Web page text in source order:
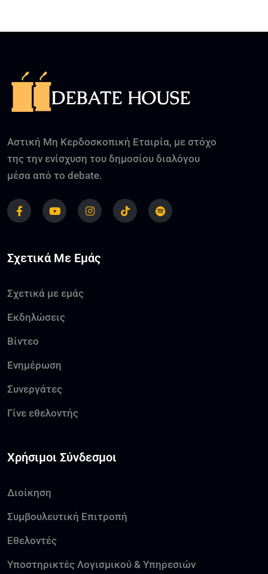
Αστική Μη Κερδοσκοπική Εταιρία, με στόχο
της την ενίσχυση του δημοσίου διαλόγου
μέσα από το debate.
Σχετικά Με Εμάς
Σχετικά με εμάς
Εκδηλώσεις
Βίντεο
Ενημέρωση
Συνεργάτες
Γίνε εθελοντής
Χρήσιμοι Σύνδεσμοι
Διοίκηση
Συμβουλευτική Επιτροπή
Εθελοντές
Υποστηρικτές Λογισμικού & Υπηρεσιών